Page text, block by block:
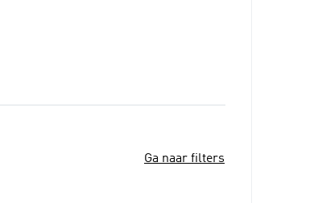
Ga naar filters